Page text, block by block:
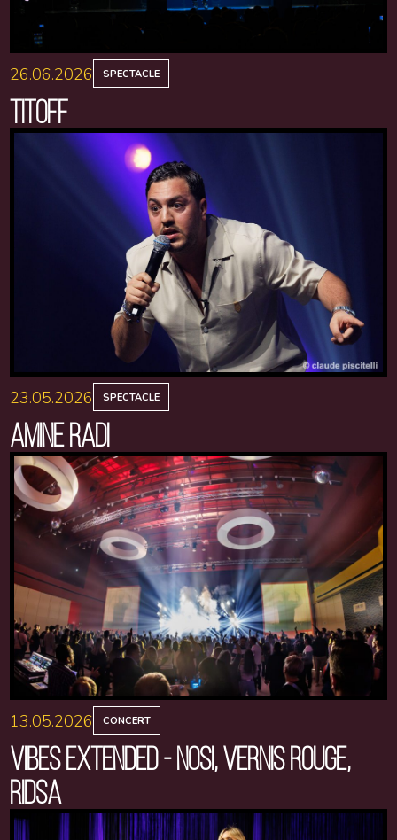
26.06.2026 SPECTACLE
TITOFF
23.05.2026 SPECTACLE
AMINE RADI
13.05.2026 CONCERT
VIBES EXTENDED - NOSI, VERNIS ROUGE,
RIDSA